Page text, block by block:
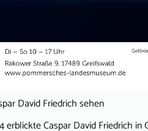
David Friedrich sehen
erblickte Caspar David Friedrich